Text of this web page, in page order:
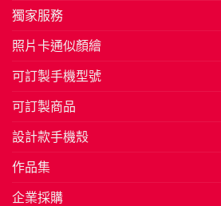
獨家服務
照片卡通似顏繪
可訂製手機型號
可訂製商品
設計款手機殼
作品集
企業採購